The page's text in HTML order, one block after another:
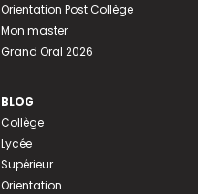
Orientation Post Collège
Mon master
Grand Oral 2026
BLOG
Collège
Lycée
Supérieur
Orientation